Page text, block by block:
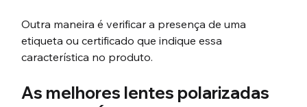
Outra maneira é verificar a presença de uma
etiqueta ou certificado que indique essa
característica no produto.
As melhores lentes polarizadas